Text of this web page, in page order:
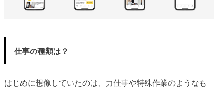
仕事の種類は？
はじめに想像していたのは、力仕事や特殊作業のようなも